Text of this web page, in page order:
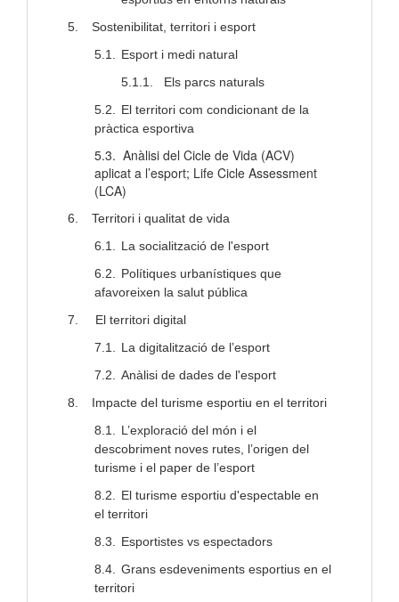
5.
Sostenibilitat, territori i esport
5.1. Esport i medi natural
5.1.1.
Els parcs naturals
5.2. El territori com condicionant de la
pràctica esportiva
5.3. Anàlisi del Cicle de Vida (ACV)
aplicat a l’esport; Life Cicle Assessment
(LCA)
6.
Territori i qualitat de vida
6.1. La socialització de l'esport
6.2. Polítiques urbanístiques que
afavoreixen la salut pública
7.
El territori digital
7.1. La digitalització de l’esport
7.2. Anàlisi de dades de l'esport
8.
Impacte del turisme esportiu en el territori
8.1. L’exploració del món i el
descobriment noves rutes, l’origen del
turisme i el paper de l’esport
8.2. El turisme esportiu d'espectable en
el territori
8.3. Esportistes vs espectadors
8.4. Grans esdeveniments esportius en el
territori